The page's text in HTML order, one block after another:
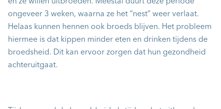
ongeveer 3 weken, waarna ze het “nest” weer verlaat.
Helaas kunnen hennen ook broeds blijven. Het probleem
hiermee is dat kippen minder eten en drinken tijdens de
broedsheid. Dit kan ervoor zorgen dat hun gezondheid
achteruitgaat.